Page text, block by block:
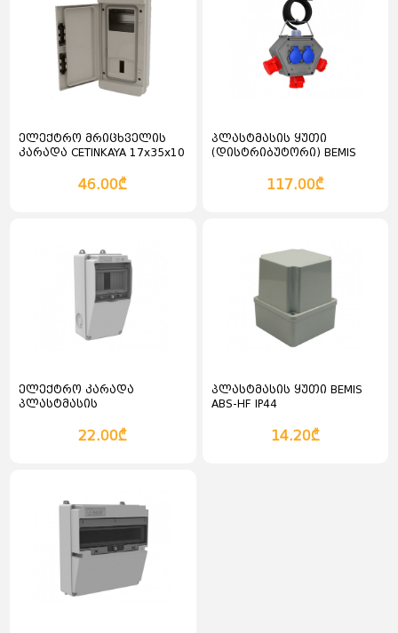
კალათაში დამატება კალათაში დამატება
ელექტრო მრიცხველის
კარადა CETINKAYA 17x35x10
46.00₾
კალათაში დამატება
პლასტმასის ყუთი
(დისტრიბუტორი) BEMIS
117.00₾
კალათაში დამატება
ელექტრო კარადა
პლასტმასის
22.00₾
პლასტმასის ყუთი BEMIS
ABS-HF IP44
14.20₾